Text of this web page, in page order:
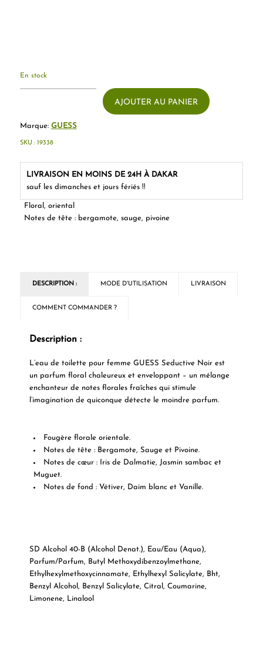
Floral, oriental
Notes de tête : bergamote, sauge, pivoine
En stock
AJOUTER AU PANIER
Marque: GUESS
LIVRAISON EN MOINS DE 24H À DAKAR
sauf les dimanches et jours fériés !!
SKU : 19338
DESCRIPTION : MODE D'UTILISATION LIVRAISON
COMMENT COMMANDER ?
Description :
L’eau de toilette pour femme GUESS Seductive Noir est
un parfum floral chaleureux et enveloppant – un mélange
enchanteur de notes florales fraîches qui stimule
l’imagination de quiconque détecte le moindre parfum.
Fougère florale orientale.
Notes de tête : Bergamote, Sauge et Pivoine.
Notes de cœur : Iris de Dalmatie, Jasmin sambac et
Muguet.
Notes de fond : Vétiver, Daim blanc et Vanille.
SD Alcohol 40-B (Alcohol Denat.), Eau/Eau (Aqua),
Parfum/Parfum, Butyl Methoxydibenzoylmethane,
Ethylhexylmethoxycinnamate, Ethylhexyl Salicylate, Bht,
Benzyl Alcohol, Benzyl Salicylate, Citral, Coumarine,
Limonene, Linalool